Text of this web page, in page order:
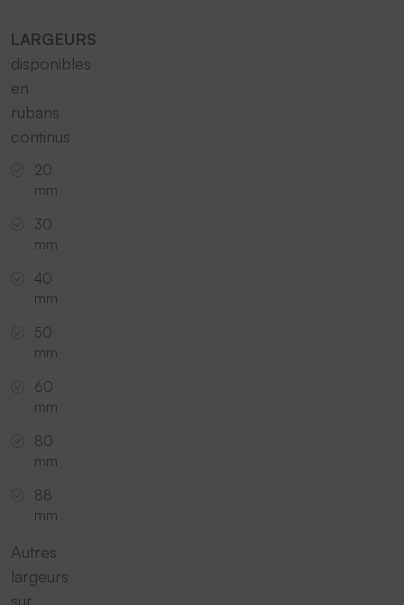
LARGEURS
disponibles
en
rubans
continus
20
mm
30
mm
40
mm
50
mm
60
mm
80
mm
88
mm
Autres
largeurs
sur